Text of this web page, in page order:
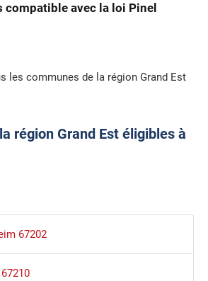
compatible avec la loi Pinel
les communes de la région Grand Est
région Grand Est éligibles à
67202